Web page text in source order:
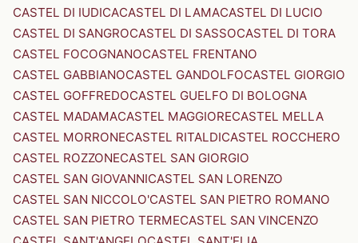
CASTEL DI IUDICACASTEL DI LAMACASTEL DI LUCIO
CASTEL DI SANGROCASTEL DI SASSOCASTEL DI TORA
CASTEL FOCOGNANOCASTEL FRENTANO
CASTEL GABBIANOCASTEL GANDOLFOCASTEL GIORGIO
CASTEL GOFFREDOCASTEL GUELFO DI BOLOGNA
CASTEL MADAMACASTEL MAGGIORECASTEL MELLA
CASTEL MORRONECASTEL RITALDICASTEL ROCCHERO
CASTEL ROZZONECASTEL SAN GIORGIO
CASTEL SAN GIOVANNICASTEL SAN LORENZO
CASTEL SAN NICCOLO'CASTEL SAN PIETRO ROMANO
CASTEL SAN PIETRO TERMECASTEL SAN VINCENZO